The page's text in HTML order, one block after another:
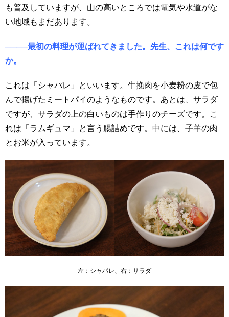
も普及していますが、山の高いところでは電気や水道がな
い地域もまだあります。
────最初の料理が運ばれてきました。先生、これは何です
か。
これは「シャパレ」といいます。牛挽肉を小麦粉の皮で包
んで揚げたミートパイのようなものです。あとは、サラダ
ですが、サラダの上の白いものは手作りのチーズです。こ
れは「ラムギュマ」と言う腸詰めです。中には、子羊の肉
とお米が入っています。
左：シャパレ、右：サラダ